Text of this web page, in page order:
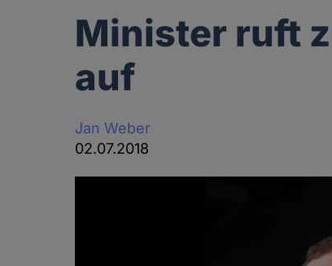
Minister ruft
auf
Jan Weber
02.07.2018